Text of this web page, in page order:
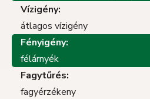
Vízigény:
átlagos vízigény
Fényigény:
félárnyék
Fagytűrés:
fagyérzékeny